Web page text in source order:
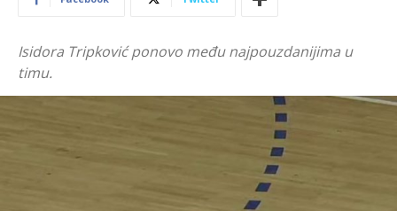
Isidora Tripković ponovo među najpouzdanijima u
timu.